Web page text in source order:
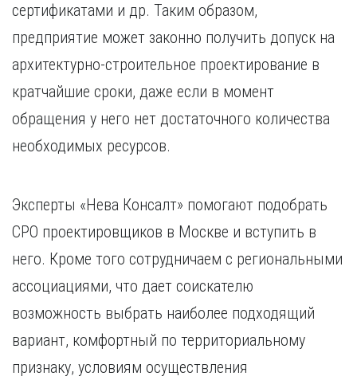
сертификатами и др. Таким образом,
предприятие может законно получить допуск на
архитектурно-строительное проектирование в
кратчайшие сроки, даже если в момент
обращения у него нет достаточного количества
необходимых ресурсов.
Эксперты «Нева Консалт» помогают подобрать
СРО проектировщиков в Москве и вступить в
него. Кроме того сотрудничаем с региональными
ассоциациями, что дает соискателю
возможность выбрать наиболее подходящий
вариант, комфортный по территориальному
признаку, условиям осуществления